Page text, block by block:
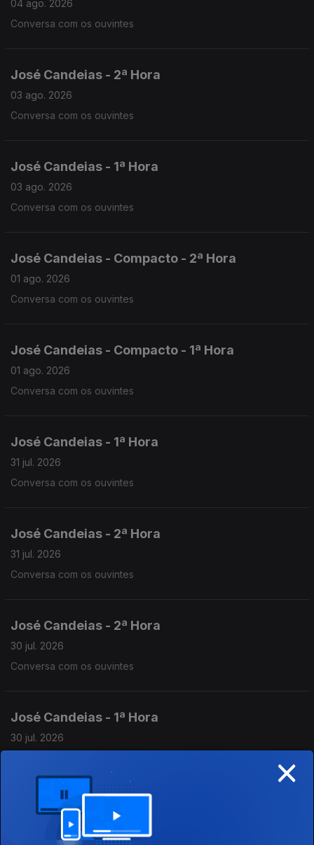
04 ago. 2026
Conversa com os ouvintes
José Candeias - 2ª Hora
03 ago. 2026
Conversa com os ouvintes
José Candeias - 1ª Hora
03 ago. 2026
Conversa com os ouvintes
José Candeias - Compacto - 2ª Hora
01 ago. 2026
Conversa com os ouvintes
José Candeias - Compacto - 1ª Hora
01 ago. 2026
Conversa com os ouvintes
José Candeias - 1ª Hora
31 jul. 2026
Conversa com os ouvintes
José Candeias - 2ª Hora
31 jul. 2026
Conversa com os ouvintes
José Candeias - 2ª Hora
30 jul. 2026
Conversa com os ouvintes
José Candeias - 1ª Hora
30 jul. 2026
José Candeias - 2ª Hora
×